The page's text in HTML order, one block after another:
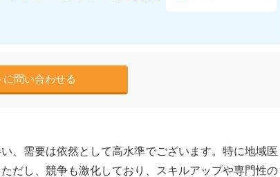
問い合わせる
、需要は依然として高水準でございます。特に地域医
だし、競争も激化しており、スキルアップや専門性の